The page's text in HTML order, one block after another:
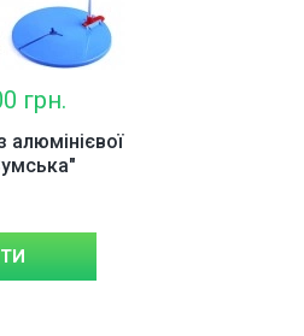
грн.
алюмінієвої